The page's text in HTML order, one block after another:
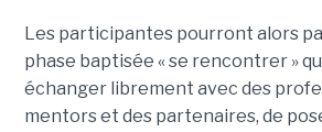
Les participantes pourront alors
phase baptisée « se rencontrer »
échanger librement avec des
mentors et des partenaires, de